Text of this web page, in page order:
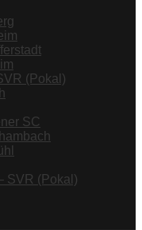
(Pokal)
SC
SVR (Pokal)